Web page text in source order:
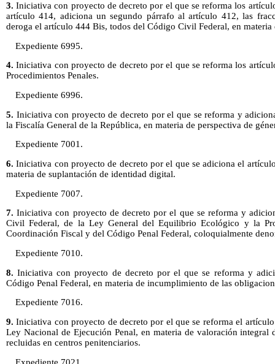
3. Iniciativa con proyecto de decreto por el que se reforma los
artículo 414, adiciona un segundo párrafo al artículo 412, las
deroga el artículo 444 Bis, todos del Código Civil Federal, en materia
Expediente 6995.
4. Iniciativa con proyecto de decreto por el que se reforma los
Procedimientos Penales.
Expediente 6996.
5. Iniciativa con proyecto de decreto por el que se reforma y
la Fiscalía General de la República, en materia de perspectiva de
Expediente 7001.
6. Iniciativa con proyecto de decreto por el que se adiciona el
materia de suplantación de identidad digital.
Expediente 7007.
7. Iniciativa con proyecto de decreto por el que se reforma y
Civil Federal, de la Ley General del Equilibrio Ecológico y la
Coordinación Fiscal y del Código Penal Federal, coloquialmente
Expediente 7010.
8. Iniciativa con proyecto de decreto por el que se reforma y
Código Penal Federal, en materia de incumplimiento de las
Expediente 7016.
9. Iniciativa con proyecto de decreto por el que se reforma el
Ley Nacional de Ejecución Penal, en materia de valoración integral
recluidas en centros penitenciarios.
Expediente 7021.